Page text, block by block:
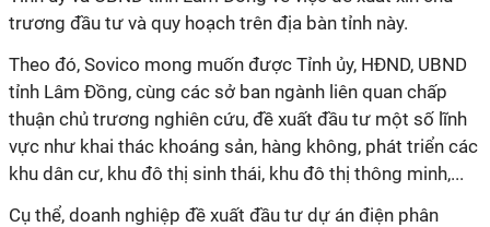
trương đầu tư và quy hoạch trên địa bàn tỉnh này.
Theo đó, Sovico mong muốn được Tỉnh ủy, HĐND, UBND
tỉnh Lâm Đồng, cùng các sở ban ngành liên quan chấp
thuận chủ trương nghiên cứu, đề xuất đầu tư một số lĩnh
vực như khai thác khoáng sản, hàng không, phát triển các
khu dân cư, khu đô thị sinh thái, khu đô thị thông minh,...
Cụ thể, doanh nghiệp đề xuất đầu tư dự án điện phân